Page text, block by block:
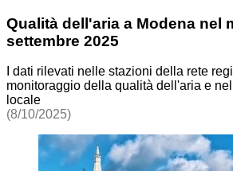
Qualità dell'aria a Modena nel
settembre 2025
I dati rilevati nelle stazioni della rete
monitoraggio della qualità dell'aria e
locale
(8/10/2025)